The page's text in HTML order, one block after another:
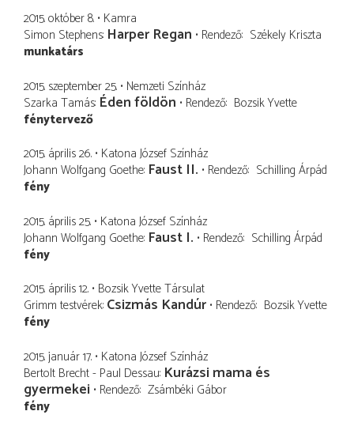
2015. október 8. Kamra
Simon Stephens Harper Regan Rendező Székely Kriszta
munkatárs
2015. szeptember 25. Nemzeti Színház
Szarka Tamás Éden földön Rendező Bozsik Yvette
fénytervező
2015. április 26. Katona József Színház
Johann Wolfgang Goethe Faust II. Rendező Schilling Árpád
fény
2015. április 25. Katona József Színház
Johann Wolfgang Goethe Faust I. Rendező Schilling Árpád
fény
2015. április 12. Bozsik Yvette Társulat
Grimm testvérek Csizmás Kandúr Rendező Bozsik Yvette
fény
2015. január 17. Katona József Színház
Bertolt Brecht - Paul Dessau Kurázsi mama és
gyermekei Rendező Zsámbéki Gábor
fény